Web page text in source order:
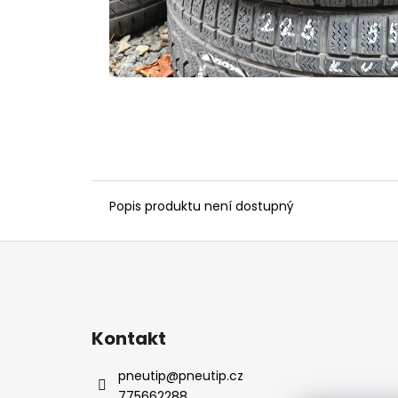
Popis produktu není dostupný
Z
Kontakt
pneutip@pneutip.cz